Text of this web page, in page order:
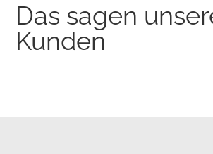
Das sagen
Kunden